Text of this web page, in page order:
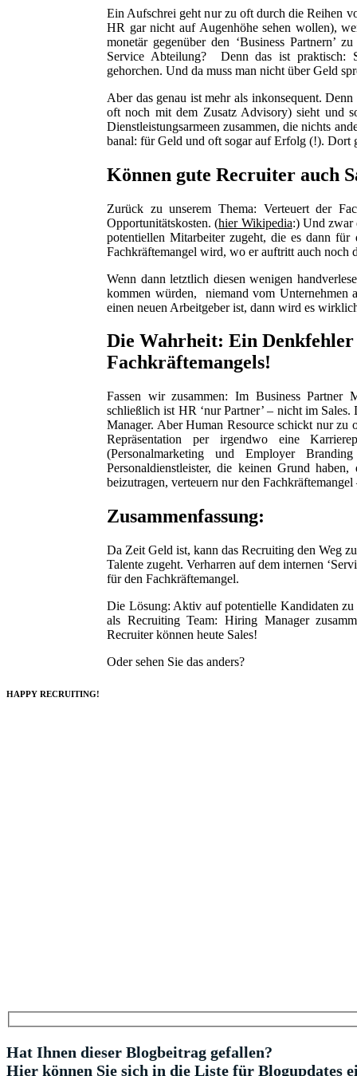
Ein Aufschrei geht nur zu oft durch die Reihen
HR gar nicht auf Augenhöhe sehen wollen),
monetär gegenüber den ‘Business Partnern’
Service Abteilung? Denn das ist praktisch:
gehorchen. Und da muss man nicht über Geld
Aber das genau ist mehr als inkonsequent.
oft noch mit dem Zusatz Advisory) sieht und
Dienstleistungsarmeen zusammen, die nichts
banal: für Geld und oft sogar auf Erfolg (!). Dort
Können gute Recruiter auch
Zurück zu unserem Thema: Verteuert der
Opportunitätskosten.(hier Wikipedia:)Und zwar
potentiellen Mitarbeiter zugeht, die es dann
Fachkräftemangel wird, wo er auftritt auch noch
Wenn dann letztlich diesen wenigen
kommen würden, niemand vom
einen neuen Arbeitgeber ist, dann wird es
Die Wahrheit: Ein
Fachkräftemangels!
Fassen wir zusammen: Im Business
schließlich ist HR ‘nur Partner’ – nicht im
Manager. Aber Human Resource schickt nur
Repräsentation per irgendwo eine
(Personalmarketing und Employer
Personaldienstleister, die keinen Grund
beizutragen, verteuern nur den
Zusammenfassung:
Da Zeit Geld ist, kann das Recruiting den Weg
Talente zugeht. Verharren auf dem internen
für den Fachkräftemangel.
Die Lösung: Aktiv auf potentielle Kandidaten
als Recruiting Team: Hiring Manager
Recruiter können heute Sales!
Oder sehen Sie das anders?
HAPPY RECRUITING!
Hat Ihnen dieser Blogbeitrag gefallen?
Hier können Sie sich in die Liste für Blogupdates